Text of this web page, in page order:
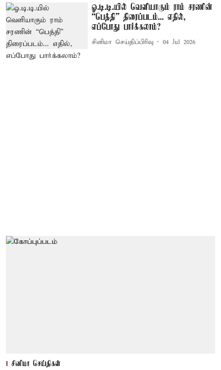
ஓ.டி.டி.யில் வெளியாகும் ராம் சரணின்
“பெத்தி” திரைப்படம்... எதில்,
எப்போது பார்க்கலாம்?
சினிமா செய்திப்பிரிவு 04 Jul 2026
சினிமா செய்திகள்